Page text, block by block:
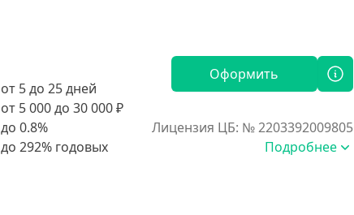
от 5 до 25 дней
от 5 000 до 30 000 ₽
до 0.8%
Оформить
Лицензия ЦБ: № 2203392009805
Подробнее